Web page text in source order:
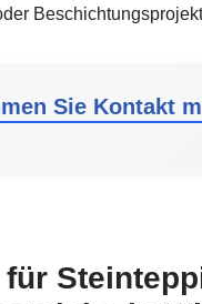
Sie Kontakt